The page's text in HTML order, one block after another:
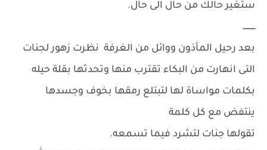
ستغير حالك من حال الى حال.
ــــــــــ
بعد رحيل المأذون ووائل من الغرفة نظرت زهور لجنات
التى انهارت من البكاء تقترب منها وتحدثها بقلة حيله
بكلمات مواساة لها لتبتلع رمقها بخوف وجسدها
ينتفض مع كل كلمة
تقولها جنات لتشرد فيما تسمعه.